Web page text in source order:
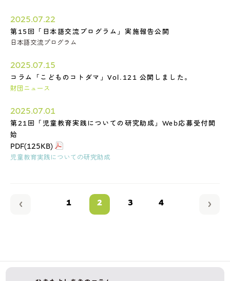
2025.07.22
第15回「日本語交流プログラム」実施報告公開
日本語交流プログラム
2025.07.15
コラム「こどものコトダマ」Vol.121 公開しました。
財団ニュース
2025.07.01
第21回「児童教育実践についての研究助成」Web応募受付開
始
PDF(125KB)
児童教育実践についての研究助成
1 2 3 4